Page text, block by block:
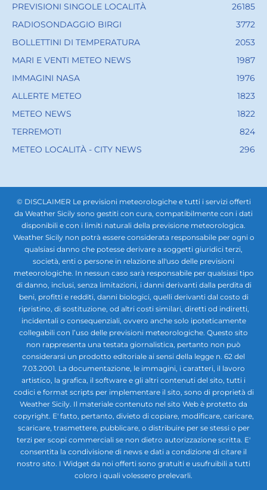
PREVISIONI SINGOLE LOCALITÀ
26185
RADIOSONDAGGIO BIRGI
3772
BOLLETTINI DI TEMPERATURA
2053
MARI E VENTI METEO NEWS
1987
IMMAGINI NASA
1976
ALLERTE METEO
1823
METEO NEWS
1822
TERREMOTI
824
METEO LOCALITÀ - CITY NEWS
296
© DISCLAIMER Le previsioni meteorologiche e tutti i servizi offerti
da Weather Sicily sono gestiti con cura, compatibilmente con i dati
disponibili e con i limiti naturali della previsione meteorologica.
Weather Sicily non potrà essere considerata responsabile per ogni o
qualsiasi danno che potesse derivare a soggetti giuridici terzi,
società, enti o persone in relazione all'uso delle previsioni
meteorologiche. In nessun caso sarà responsabile per qualsiasi tipo
di danno, inclusi, senza limitazioni, i danni derivanti dalla perdita di
beni, profitti e redditi, danni biologici, quelli derivanti dal costo di
ripristino, di sostituzione, od altri costi similari, diretti od indiretti,
incidentali o consequenziali, ovvero anche solo ipoteticamente
collegabili con l’uso delle previsioni meteorologiche. Questo sito
non rappresenta una testata giornalistica, pertanto non può
considerarsi un prodotto editoriale ai sensi della legge n. 62 del
7.03.2001. La documentazione, le immagini, i caratteri, il lavoro
artistico, la grafica, il software e gli altri contenuti del sito, tutti i
codici e format scripts per implementare il sito, sono di proprietà di
Weather Sicily. Il materiale contenuto nel sito Web è protetto da
copyright. E' fatto, pertanto, divieto di copiare, modificare, caricare,
scaricare, trasmettere, pubblicare, o distribuire per se stessi o per
terzi per scopi commerciali se non dietro autorizzazione scritta. E'
consentita la condivisione di news e dati a condizione di citare il
nostro sito. I Widget da noi offerti sono gratuiti e usufruibili a tutti
coloro i quali volessero prelevarli.